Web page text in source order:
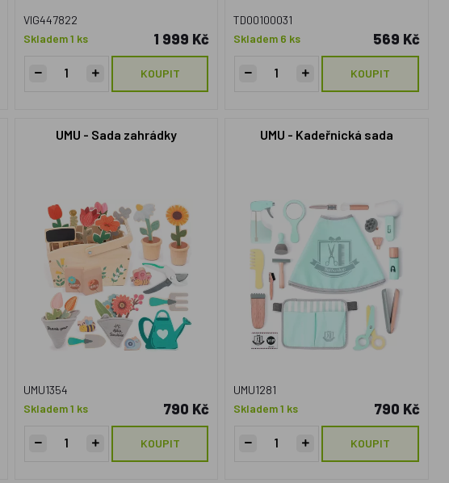
VIG447822
Skladem 1 ks
1 999 Kč
KOUPIT
TD00100031
Skladem 6 ks
569 Kč
KOUPIT
UMU - Sada zahrádky
UMU1354
Skladem 1 ks
790 Kč
KOUPIT
UMU - Kadeřnická sada
UMU1281
Skladem 1 ks
790 Kč
KOUPIT